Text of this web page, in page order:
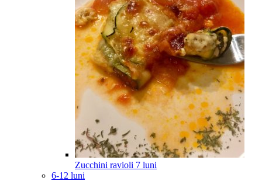
Zucchini ravioli 7 luni
6-12 luni